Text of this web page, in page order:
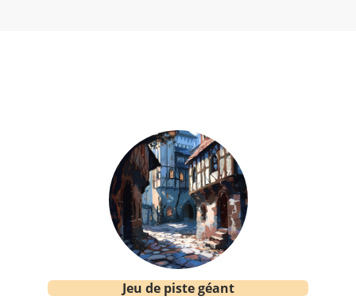
Jeu de piste géant